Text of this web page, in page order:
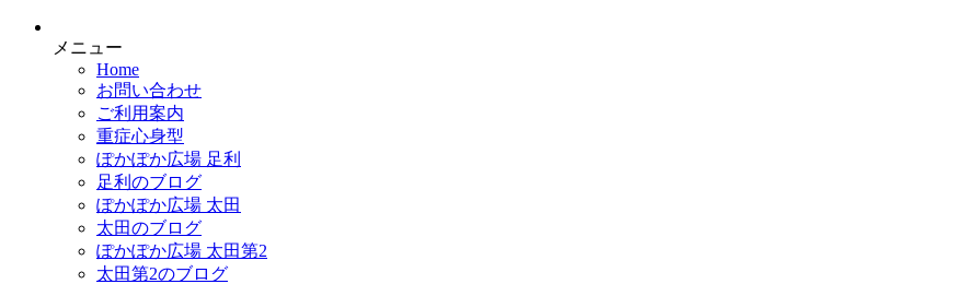
メニュー
Home
お問い合わせ
ご利用案内
重症心身型
ぽかぽか広場 足利
足利のブログ
ぽかぽか広場 太田
太田のブログ
ぽかぽか広場 太田第2
太田第2のブログ